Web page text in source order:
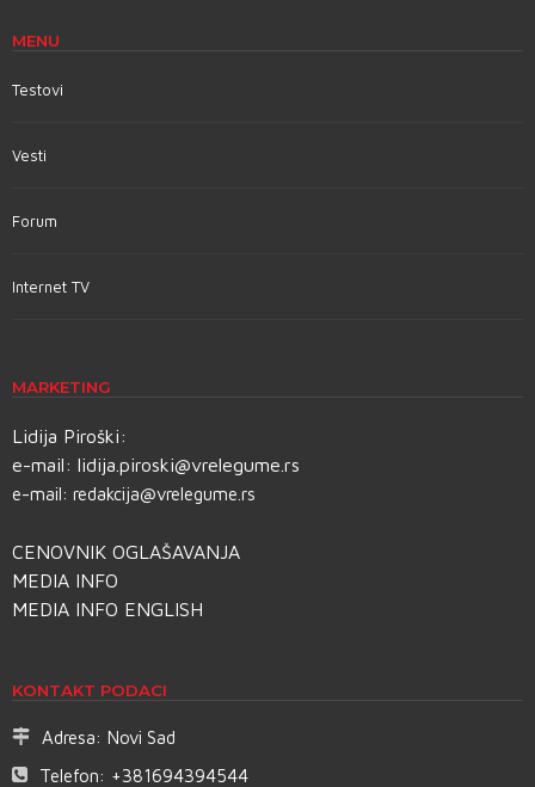
MENU
Testovi
Vesti
Forum
Internet TV
MARKETING
Lidija Piroški:
e-mail: lidija.piroski@vrelegume.rs
e-mail: redakcija@vrelegume.rs
CENOVNIK OGLAŠAVANJA
MEDIA INFO
MEDIA INFO ENGLISH
KONTAKT PODACI
Adresa: Novi Sad
Telefon: +381694394544